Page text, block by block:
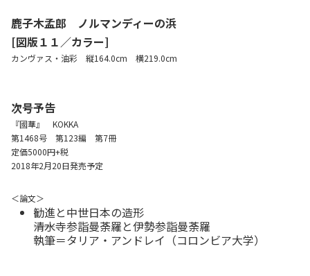
鹿子木孟郎 ノルマンディーの浜
[図版１１／カラー]
カンヴァス・油彩 縦164.0cm 横219.0cm
次号予告
『國華』 KOKKA
第1468号 第123編 第7冊
定価5000円+税
2018年2月20日発売予定
＜論文＞
勧進と中世日本の造形
――清水寺参詣曼荼羅と伊勢参詣曼荼羅
執筆＝タリア・アンドレイ（コロンビア大学）